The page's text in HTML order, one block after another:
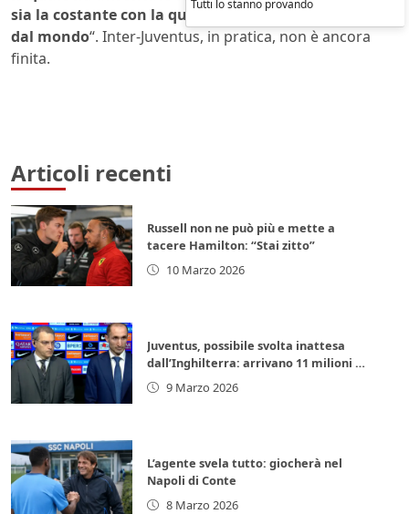
sia la costante con la quale ci fornisce informazioni
dal mondo“. Inter-Juventus, in pratica, non è ancora
finita.
Articoli recenti
Russell non ne può più e mette a
tacere Hamilton: “Stai zitto”
10 Marzo 2026
Juventus, possibile svolta inattesa
dall’Inghilterra: arrivano 11 milioni di
euro subito
9 Marzo 2026
L’agente svela tutto: giocherà nel
Napoli di Conte
8 Marzo 2026
Tutti lo stanno provando